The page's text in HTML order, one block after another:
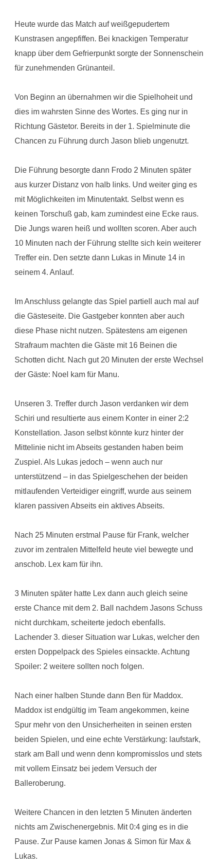
Heute wurde das Match auf weißgepudertem
Kunstrasen angepfiffen. Bei knackigen Temperatur
knapp über dem Gefrierpunkt sorgte der Sonnenschein
für zunehmenden Grünanteil.
Von Beginn an übernahmen wir die Spielhoheit und
dies im wahrsten Sinne des Wortes. Es ging nur in
Richtung Gästetor. Bereits in der 1. Spielminute die
Chancen zu Führung durch Jason blieb ungenutzt.
Die Führung besorgte dann Frodo 2 Minuten später
aus kurzer Distanz von halb links. Und weiter ging es
mit Möglichkeiten im Minutentakt. Selbst wenn es
keinen Torschuß gab, kam zumindest eine Ecke raus.
Die Jungs waren heiß und wollten scoren. Aber auch
10 Minuten nach der Führung stellte sich kein weiterer
Treffer ein. Den setzte dann Lukas in Minute 14 in
seinem 4. Anlauf.
Im Anschluss gelangte das Spiel partiell auch mal auf
die Gästeseite. Die Gastgeber konnten aber auch
diese Phase nicht nutzen. Spätestens am eigenen
Strafraum machten die Gäste mit 16 Beinen die
Schotten dicht. Nach gut 20 Minuten der erste Wechsel
der Gäste: Noel kam für Manu.
Unseren 3. Treffer durch Jason verdanken wir dem
Schiri und resultierte aus einem Konter in einer 2:2
Konstellation. Jason selbst könnte kurz hinter der
Mittelinie nicht im Abseits gestanden haben beim
Zuspiel. Als Lukas jedoch – wenn auch nur
unterstützend – in das Spielgeschehen der beiden
mitlaufenden Verteidiger eingriff, wurde aus seinem
klaren passiven Abseits ein aktives Abseits.
Nach 25 Minuten erstmal Pause für Frank, welcher
zuvor im zentralen Mittelfeld heute viel bewegte und
anschob. Lex kam für ihn.
3 Minuten später hatte Lex dann auch gleich seine
erste Chance mit dem 2. Ball nachdem Jasons Schuss
nicht durchkam, scheiterte jedoch ebenfalls.
Lachender 3. dieser Situation war Lukas, welcher den
ersten Doppelpack des Spieles einsackte. Achtung
Spoiler: 2 weitere sollten noch folgen.
Nach einer halben Stunde dann Ben für Maddox.
Maddox ist endgültig im Team angekommen, keine
Spur mehr von den Unsicherheiten in seinen ersten
beiden Spielen, und eine echte Verstärkung: laufstark,
stark am Ball und wenn denn kompromisslos und stets
mit vollem Einsatz bei jedem Versuch der
Balleroberung.
Weitere Chancen in den letzten 5 Minuten änderten
nichts am Zwischenergebnis. Mit 0:4 ging es in die
Pause. Zur Pause kamen Jonas & Simon für Max &
Lukas.